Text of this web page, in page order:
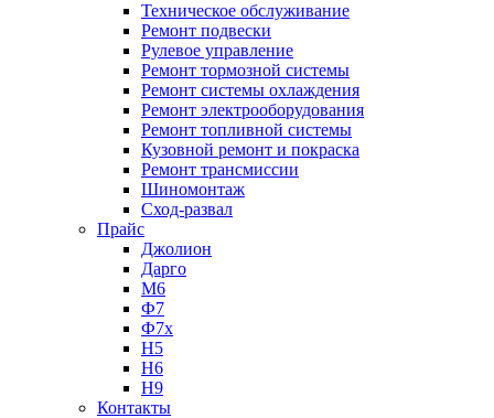
Техническое обслуживание
Ремонт подвески
Рулевое управление
Ремонт тормозной системы
Ремонт системы охлаждения
Ремонт электрооборудования
Ремонт топливной системы
Кузовной ремонт и покраска
Ремонт трансмиссии
Шиномонтаж
Сход-развал
Прайс
Джолион
Дарго
М6
Ф7
Ф7х
Н5
Н6
Н9
Контакты